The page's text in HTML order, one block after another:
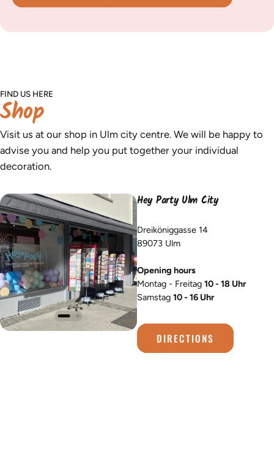
FIND US HERE
Shop
Visit us at our shop in Ulm city centre. We will be happy to
advise you and help you put together your individual
decoration.
Hey Party Ulm City
Dreiköniggasse 14
89073 Ulm
Opening hours
Montag - Freitag 10 - 18 Uhr
Samstag 10 - 16 Uhr
DIRECTIONS